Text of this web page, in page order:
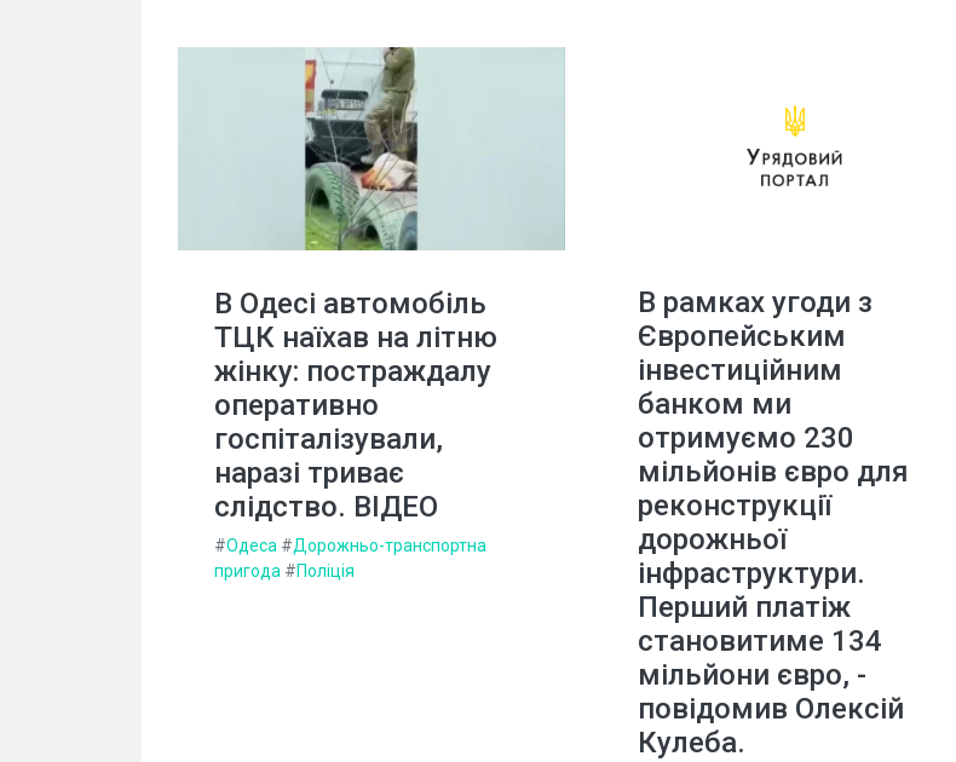
В Одесі автомобіль
ТЦК наїхав на літню
жінку: постраждалу
оперативно
госпіталізували,
наразі триває
слідство. ВIДЕО
#Одеса #Дорожньо-транспортна
пригода #Поліція
В рамках угоди з
Європейським
інвестиційним
банком ми
отримуємо 230
мільйонів євро для
реконструкції
дорожньої
інфраструктури.
Перший платіж
становитиме 134
мільйони євро, -
повідомив Олексій
Кулеба.